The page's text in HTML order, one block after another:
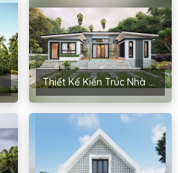
Thiết Kế Kiến Trúc Nhà Cấp 4 Anh Kiểm – Yên Phong, Bắc Ninh